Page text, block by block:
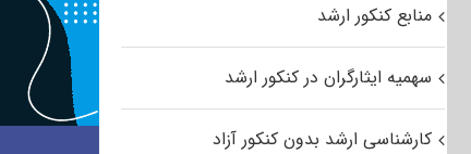
منابع کنکور ارشد
سهمیه ایثارگران در کنکور ارشد
کارشناسی ارشد بدون کنکور آزاد